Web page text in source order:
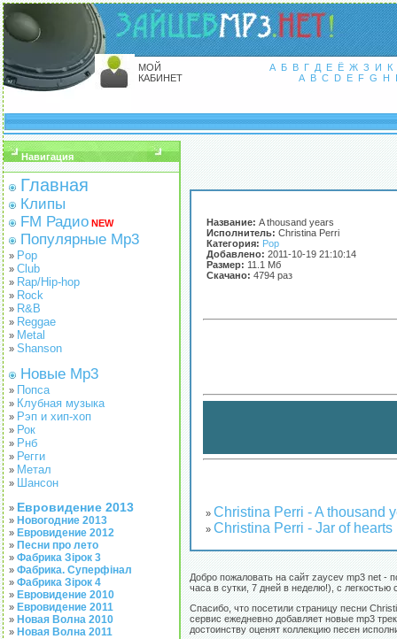
МОЙ
КАБИНЕТ
А Б В Г Д Е Ё Ж З И
К
A B C D E F G H I
Навигация
Главная
Клипы
FM Радио NEW
Популярные Mp3
» Pop
» Club
» Rap/Hip-hop
» Rock
» R&B
» Reggae
» Metal
» Shanson
Новые Mp3
» Попса
» Клубная музыка
» Рэп и хип-хоп
» Рок
» Рнб
» Регги
» Метал
» Шансон
» Евровидение 2013
» Новогодние 2013
» Евровидение 2012
» Песни про лето
» Фабрика Зірок 3
» Фабрика. Суперфінал
» Фабрика Зірок 4
» Евровидение 2010
» Евровидение 2011
» Новая Волна 2010
» Новая Волна 2011
Название: A thousand years
Исполнитель: Christina Perri
Категория: Pop
Добавлено: 2011-10-19 21:10:14
Размер: 11.1 Мб
Скачано: 4794 раз
» Christina Perri - A thousand
» Christina Perri - Jar of hearts
Добро пожаловать на сайт zaycev mp3 net -
часа в сутки, 7 дней в неделю!), с
Спасибо, что посетили страницу песни
сервис ежедневно добавляет новые mp3
достоинству оценят коллекцию песен